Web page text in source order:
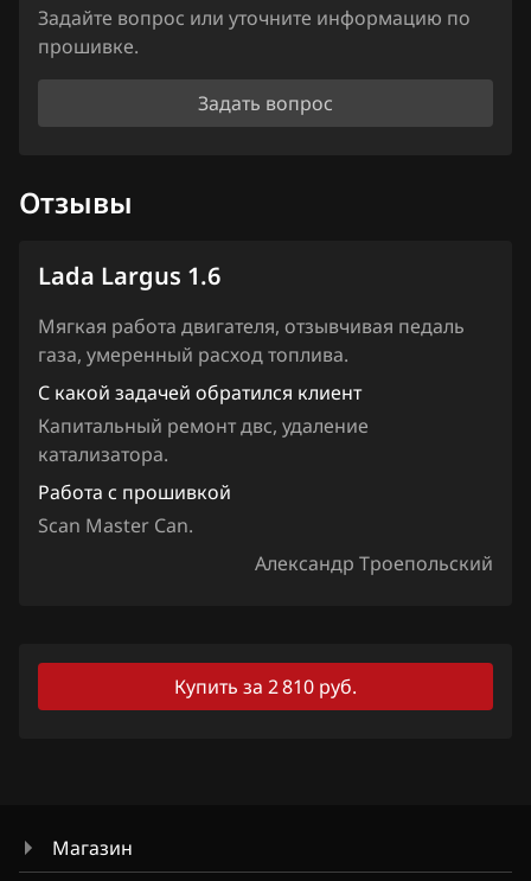
Howo
Hummer
Hyundai
Isuzu
Iveco
JAC
Jaecoo
Jaguar
King Long
Land Rover
Задайте вопрос или уточните информацию по
прошивке.
Задать вопрос
Отзывы
Lada Largus 1.6
Мягкая работа двигателя, отзывчивая педаль
газа, умеренный расход топлива.
С какой задачей обратился клиент
Капитальный ремонт двс, удаление
катализатора.
Работа с прошивкой
Scan Master Can.
Александр Троепольский
Купить за 2 810 руб.
Магазин